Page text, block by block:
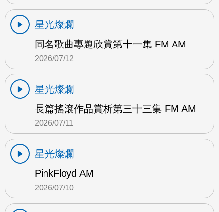
星光燦爛
同名歌曲專題欣賞第十一集 FM AM
2026/07/12
星光燦爛
長篇搖滾作品賞析第三十三集 FM AM
2026/07/11
星光燦爛
PinkFloyd AM
2026/07/10